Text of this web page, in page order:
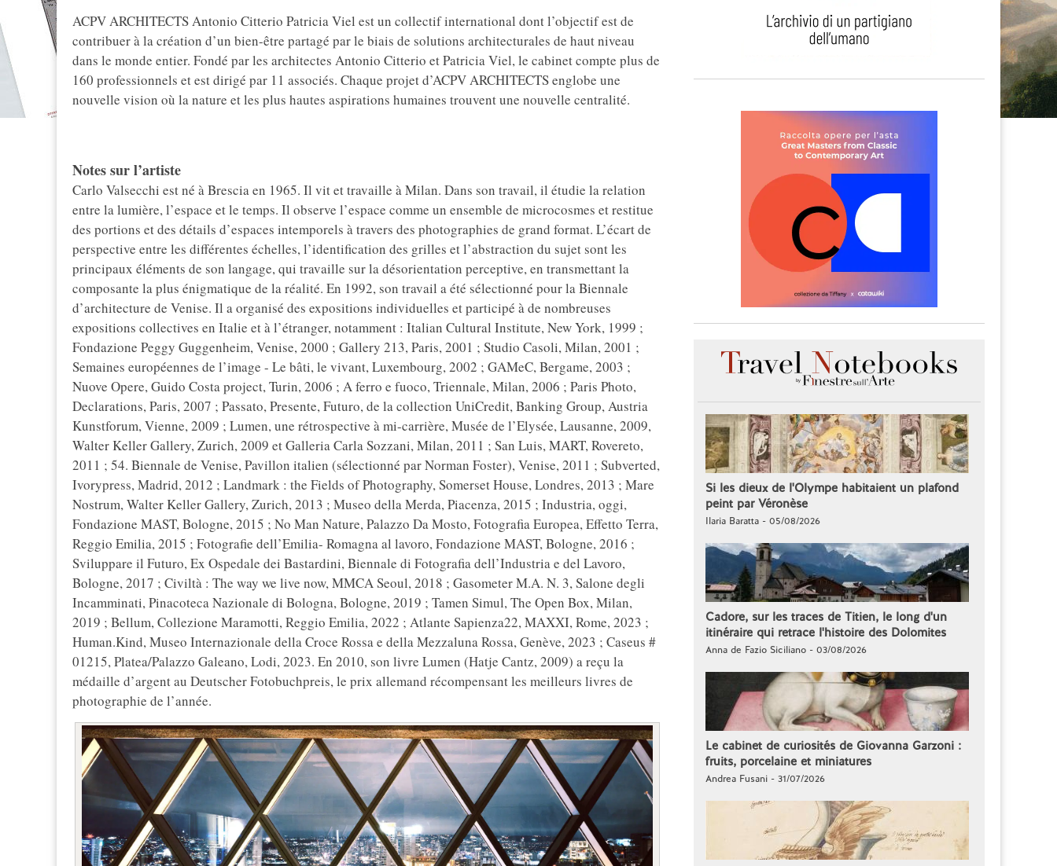
ACPV ARCHITECTS Antonio Citterio Patricia Viel est un collectif international dont l’objectif est de
contribuer à la création d’un bien-être partagé par le biais de solutions architecturales de haut niveau
dans le monde entier. Fondé par les architectes Antonio Citterio et Patricia Viel, le cabinet compte plus de
160 professionnels et est dirigé par 11 associés. Chaque projet d’ACPV ARCHITECTS englobe une
nouvelle vision où la nature et les plus hautes aspirations humaines trouvent une nouvelle centralité.
Notes sur l’artiste
Carlo Valsecchi est né à Brescia en 1965. Il vit et travaille à Milan. Dans son travail, il étudie la relation
entre la lumière, l’espace et le temps. Il observe l’espace comme un ensemble de microcosmes et restitue
des portions et des détails d’espaces intemporels à travers des photographies de grand format. L’écart de
perspective entre les différentes échelles, l’identification des grilles et l’abstraction du sujet sont les
principaux éléments de son langage, qui travaille sur la désorientation perceptive, en transmettant la
composante la plus énigmatique de la réalité. En 1992, son travail a été sélectionné pour la Biennale
d’architecture de Venise. Il a organisé des expositions individuelles et participé à de nombreuses
expositions collectives en Italie et à l’étranger, notamment : Italian Cultural Institute, New York, 1999 ;
Fondazione Peggy Guggenheim, Venise, 2000 ; Gallery 213, Paris, 2001 ; Studio Casoli, Milan, 2001 ;
Semaines européennes de l’image - Le bâti, le vivant, Luxembourg, 2002 ; GAMeC, Bergame, 2003 ;
Nuove Opere, Guido Costa project, Turin, 2006 ; A ferro e fuoco, Triennale, Milan, 2006 ; Paris Photo,
Declarations, Paris, 2007 ; Passato, Presente, Futuro, de la collection UniCredit, Banking Group, Austria
Kunstforum, Vienne, 2009 ; Lumen, une rétrospective à mi-carrière, Musée de l’Elysée, Lausanne, 2009,
Walter Keller Gallery, Zurich, 2009 et Galleria Carla Sozzani, Milan, 2011 ; San Luis, MART, Rovereto,
2011 ; 54. Biennale de Venise, Pavillon italien (sélectionné par Norman Foster), Venise, 2011 ; Subverted,
Ivorypress, Madrid, 2012 ; Landmark : the Fields of Photography, Somerset House, Londres, 2013 ; Mare
Nostrum, Walter Keller Gallery, Zurich, 2013 ; Museo della Merda, Piacenza, 2015 ; Industria, oggi,
Fondazione MAST, Bologne, 2015 ; No Man Nature, Palazzo Da Mosto, Fotograﬁa Europea, Effetto Terra,
Reggio Emilia, 2015 ; Fotografie dell’Emilia- Romagna al lavoro, Fondazione MAST, Bologne, 2016 ;
Sviluppare il Futuro, Ex Ospedale dei Bastardini, Biennale di Fotografia dell’Industria e del Lavoro,
Bologne, 2017 ; Civiltà : The way we live now, MMCA Seoul, 2018 ; Gasometer M.A. N. 3, Salone degli
Incamminati, Pinacoteca Nazionale di Bologna, Bologne, 2019 ; Tamen Simul, The Open Box, Milan,
2019 ; Bellum, Collezione Maramotti, Reggio Emilia, 2022 ; Atlante Sapienza22, MAXXI, Rome, 2023 ;
Human.Kind, Museo Internazionale della Croce Rossa e della Mezzaluna Rossa, Genève, 2023 ; Caseus #
01215, Platea/Palazzo Galeano, Lodi, 2023. En 2010, son livre Lumen (Hatje Cantz, 2009) a reçu la
médaille d’argent au Deutscher Fotobuchpreis, le prix allemand récompensant les meilleurs livres de
photographie de l’année.
Si les dieux de l'Olympe habitaient un plafond
peint par Véronèse
Ilaria Baratta - 05/08/2026
Cadore, sur les traces de Titien, le long d'un
itinéraire qui retrace l'histoire des Dolomites
Anna de Fazio Siciliano - 03/08/2026
Le cabinet de curiosités de Giovanna Garzoni :
fruits, porcelaine et miniatures
Andrea Fusani - 31/07/2026